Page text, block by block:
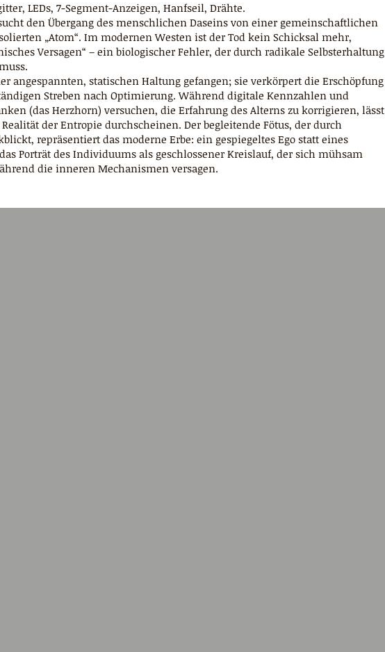
LEDs, 7-Segment-Anzeigen, Hanfseil, Drähte.
den Übergang des menschlichen Daseins von einer gemeinschaftlichen
„Atom“. Im modernen Westen ist der Tod kein Schicksal mehr,
Versagen“ – ein biologischer Fehler, der durch radikale Selbsterhaltung
angespannten, statischen Haltung gefangen; sie verkörpert die Erschöpfung
Streben nach Optimierung. Während digitale Kennzahlen und
(das Herzhorn) versuchen, die Erfahrung des Alterns zu korrigieren, lässt
der Entropie durchscheinen. Der begleitende Fötus, der durch
repräsentiert das moderne Erbe: ein gespiegeltes Ego statt eines
Porträt des Individuums als geschlossener Kreislauf, der sich mühsam
die inneren Mechanismen versagen.